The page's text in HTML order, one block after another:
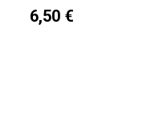
6,50 €